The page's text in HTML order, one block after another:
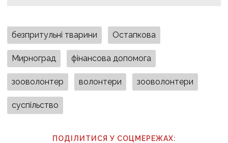
безпритульні тварини Остапкова
Мирноград фінансова допомога
зооволонтер волонтери зооволонтери
суспільство
ПОДІЛИТИСЯ У СОЦМЕРЕЖАХ: